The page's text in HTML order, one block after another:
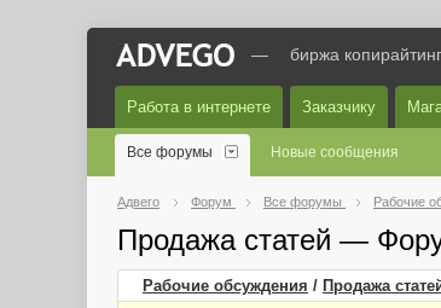
— биржа
Работа в интернете Заказчику
Все форумы Новые сообщения
Адвего Форум Все форумы Рабочие
Продажа статей —
Рабочие обсуждения / Продажа